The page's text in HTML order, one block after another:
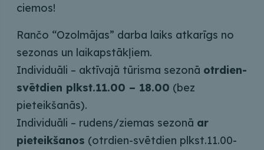
ciemos!
Rančo “Ozolmājas” darba laiks atkarīgs no
sezonas un laikapstākļiem.
Individuāli – aktīvajā tūrisma sezonā otrdien-
svētdien plkst.11.00 – 18.00 (bez
pieteikšanās).
Individuāli – rudens/ziemas sezonā ar
pieteikšanos (otrdien-svētdien plkst.11.00-